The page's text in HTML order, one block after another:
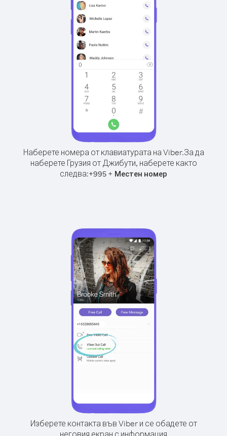
Наберете номера от клавиатурата на Viber.За да
наберете Грузия от Джибути, наберете както
следва:+995 + Местен номер
Изберете контакта във Viber и се обадете от
неговия екран с информация